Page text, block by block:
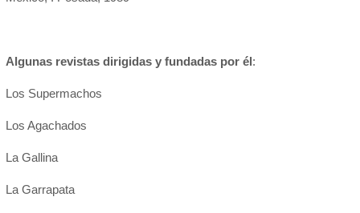
Algunas revistas dirigidas y fundadas por él:
Los Supermachos
Los Agachados
La Gallina
La Garrapata